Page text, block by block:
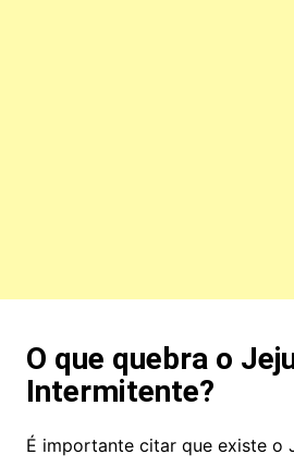
O que quebra o
Intermitente?
É importante citar que existe o